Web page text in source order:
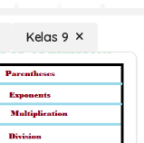
Kelas 9